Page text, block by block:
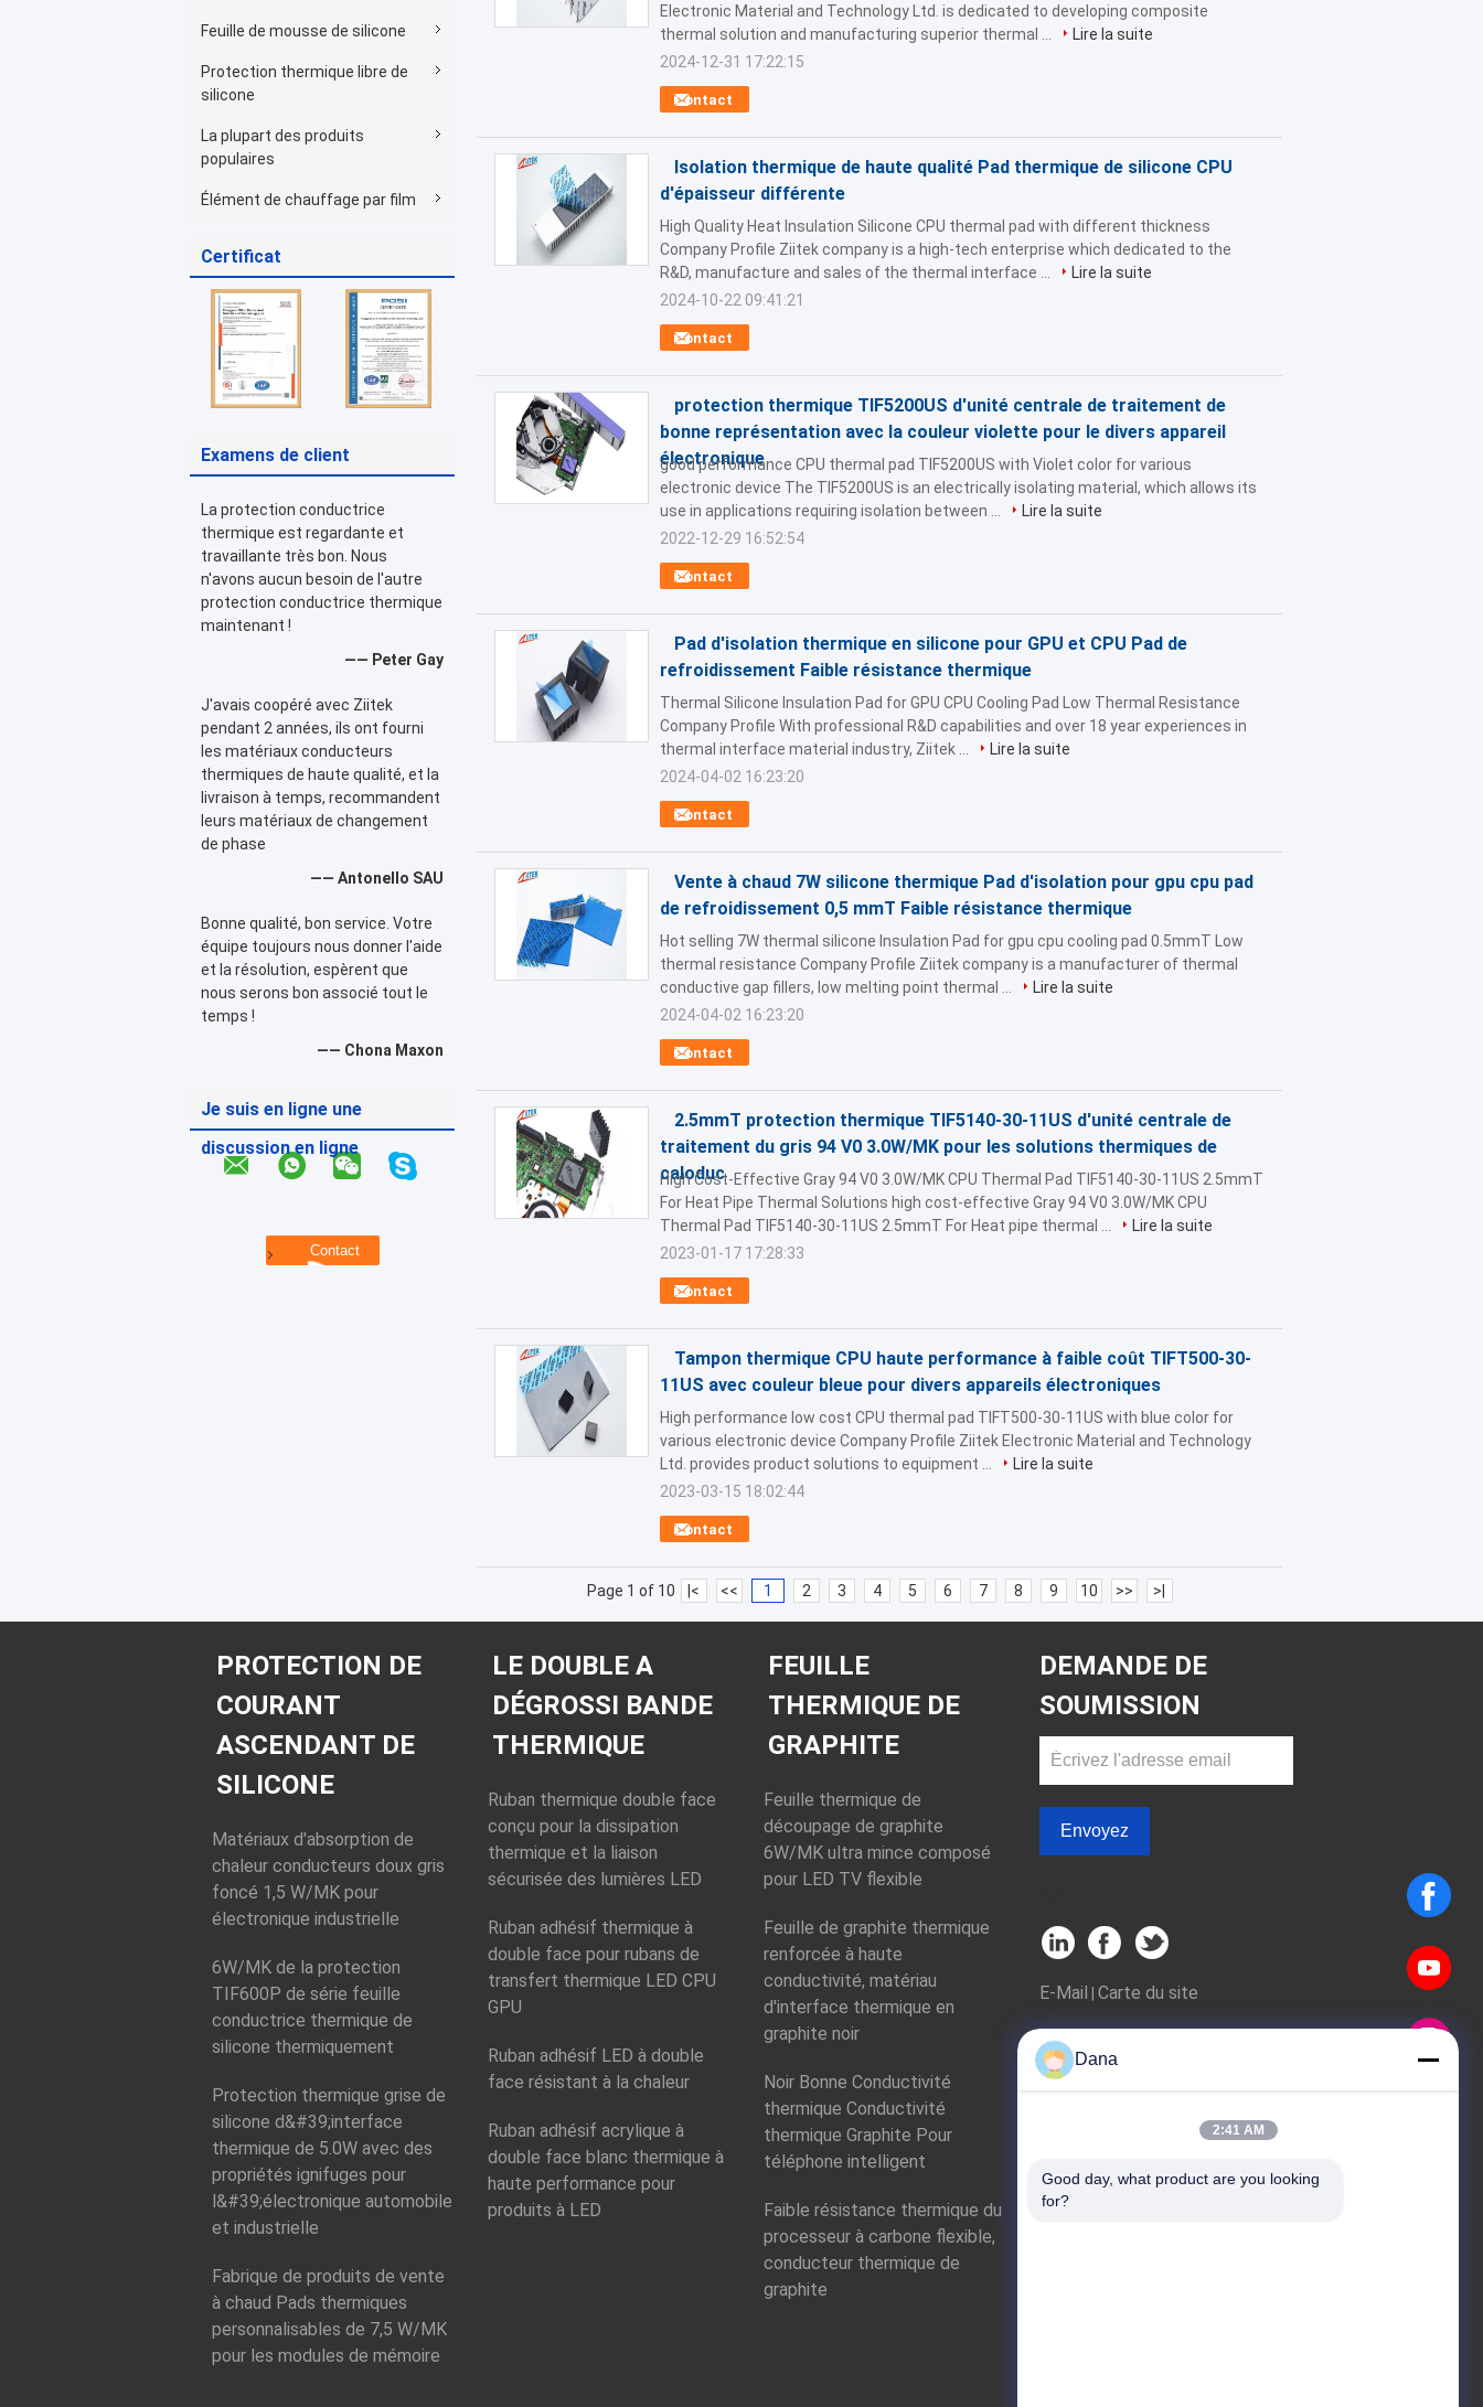
Feuille de mousse de silicone
Protection thermique libre de
silicone
La plupart des produits
populaires
Élément de chauffage par film
Certificat
Examens de client
La protection conductrice
thermique est regardante et
travaillante très bon. Nous
n'avons aucun besoin de l'autre
protection conductrice thermique
maintenant !
—— Peter Gay
J'avais coopéré avec Ziitek
pendant 2 années, ils ont fourni
les matériaux conducteurs
thermiques de haute qualité, et la
livraison à temps, recommandent
leurs matériaux de changement
de phase
—— Antonello SAU
Bonne qualité, bon service. Votre
équipe toujours nous donner l'aide
et la résolution, espèrent que
nous serons bon associé tout le
temps !
—— Chona Maxon
Je suis en ligne une
discussion en ligne
Contact
Electronic Material and Technology Ltd. is dedicated to developing composite
thermal solution and manufacturing superior thermal ...
Lire la suite
2024-12-31 17:22:15
Isolation thermique de haute qualité Pad thermique de silicone CPU
d'épaisseur différente
Contact
High Quality Heat Insulation Silicone CPU thermal pad with different thickness
Company Profile Ziitek company is a high-tech enterprise which dedicated to the
R&D, manufacture and sales of the thermal interface ...
Lire la suite
2024-10-22 09:41:21
protection thermique TIF5200US d'unité centrale de traitement de
bonne représentation avec la couleur violette pour le divers appareil
électronique
Contact
good performance CPU thermal pad TIF5200US with Violet color for various
electronic device The TIF5200US is an electrically isolating material, which allows its
use in applications requiring isolation between ...
Lire la suite
2022-12-29 16:52:54
Pad d'isolation thermique en silicone pour GPU et CPU Pad de
refroidissement Faible résistance thermique
Contact
Thermal Silicone Insulation Pad for GPU CPU Cooling Pad Low Thermal Resistance
Company Profile With professional R&D capabilities and over 18 year experiences in
thermal interface material industry, Ziitek ...
Lire la suite
2024-04-02 16:23:20
Vente à chaud 7W silicone thermique Pad d'isolation pour gpu cpu pad
de refroidissement 0,5 mmT Faible résistance thermique
Contact
Hot selling 7W thermal silicone Insulation Pad for gpu cpu cooling pad 0.5mmT Low
thermal resistance Company Profile Ziitek company is a manufacturer of thermal
conductive gap fillers, low melting point thermal ...
Lire la suite
2024-04-02 16:23:20
2.5mmT protection thermique TIF5140-30-11US d'unité centrale de
traitement du gris 94 V0 3.0W/MK pour les solutions thermiques de
caloduc
Contact
High Cost-Effective Gray 94 V0 3.0W/MK CPU Thermal Pad TIF5140-30-11US 2.5mmT
For Heat Pipe Thermal Solutions high cost-effective Gray 94 V0 3.0W/MK CPU
Thermal Pad TIF5140-30-11US 2.5mmT For Heat pipe thermal ...
Lire la suite
2023-01-17 17:28:33
Tampon thermique CPU haute performance à faible coût TIFT500-30-
11US avec couleur bleue pour divers appareils électroniques
Contact
High performance low cost CPU thermal pad TIFT500-30-11US with blue color for
various electronic device Company Profile Ziitek Electronic Material and Technology
Ltd. provides product solutions to equipment ...
Lire la suite
2023-03-15 18:02:44
Page 1 of 10 |< << 1 2 3 4 5 6 7 8 9 10 >> >|
PROTECTION DE
COURANT
ASCENDANT DE
SILICONE
Matériaux d'absorption de
chaleur conducteurs doux gris
foncé 1,5 W/MK pour
électronique industrielle
6W/MK de la protection
TIF600P de série feuille
conductrice thermique de
silicone thermiquement
Protection thermique grise de
silicone d&#39;interface
thermique de 5.0W avec des
propriétés ignifuges pour
l&#39;électronique automobile
et industrielle
Fabrique de produits de vente
à chaud Pads thermiques
personnalisables de 7,5 W/MK
pour les modules de mémoire
LE DOUBLE A
DÉGROSSI BANDE
THERMIQUE
Ruban thermique double face
conçu pour la dissipation
thermique et la liaison
sécurisée des lumières LED
Ruban adhésif thermique à
double face pour rubans de
transfert thermique LED CPU
GPU
Ruban adhésif LED à double
face résistant à la chaleur
Ruban adhésif acrylique à
double face blanc thermique à
haute performance pour
produits à LED
FEUILLE
THERMIQUE DE
GRAPHITE
Feuille thermique de
découpage de graphite
6W/MK ultra mince composé
pour LED TV flexible
Feuille de graphite thermique
renforcée à haute
conductivité, matériau
d'interface thermique en
graphite noir
Noir Bonne Conductivité
thermique Conductivité
thermique Graphite Pour
téléphone intelligent
Faible résistance thermique du
processeur à carbone flexible,
conducteur thermique de
graphite
DEMANDE DE
SOUMISSION
Envoyez
E-Mail Carte du site
Site mobile
Dana
2:41 AM
Good day, what product are you looking
for?